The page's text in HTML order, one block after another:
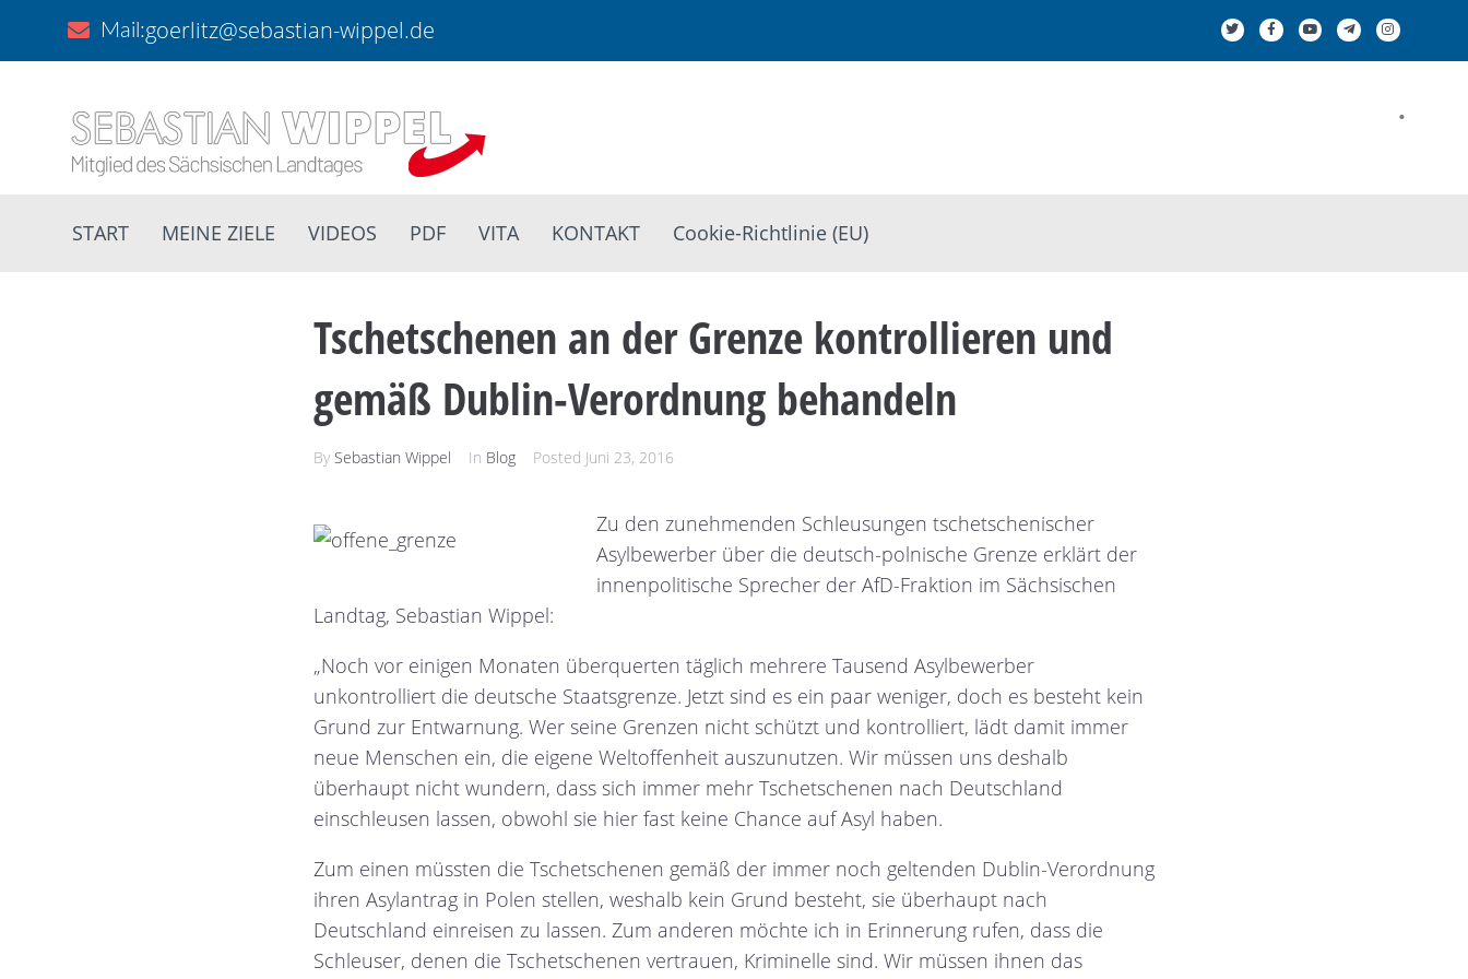
Mail:goerlitz@sebastian-wippel.de
.
START MEINE ZIELE VIDEOS PDF VITA KONTAKT Cookie-Richtlinie (EU)
Tschetschenen an der Grenze kontrollieren und
gemäß Dublin-Verordnung behandeln
By Sebastian Wippel In Blog Posted Juni 23, 2016
Zu den zunehmenden Schleusungen tschetschenischer
Asylbewerber über die deutsch-polnische Grenze erklärt der
innenpolitische Sprecher der AfD-Fraktion im Sächsischen
Landtag, Sebastian Wippel:
„Noch vor einigen Monaten überquerten täglich mehrere Tausend Asylbewerber
unkontrolliert die deutsche Staatsgrenze. Jetzt sind es ein paar weniger, doch es besteht kein
Grund zur Entwarnung. Wer seine Grenzen nicht schützt und kontrolliert, lädt damit immer
neue Menschen ein, die eigene Weltoffenheit auszunutzen. Wir müssen uns deshalb
überhaupt nicht wundern, dass sich immer mehr Tschetschenen nach Deutschland
einschleusen lassen, obwohl sie hier fast keine Chance auf Asyl haben.
Zum einen müssten die Tschetschenen gemäß der immer noch geltenden Dublin-Verordnung
ihren Asylantrag in Polen stellen, weshalb kein Grund besteht, sie überhaupt nach
Deutschland einreisen zu lassen. Zum anderen möchte ich in Erinnerung rufen, dass die
Schleuser, denen die Tschetschenen vertrauen, Kriminelle sind. Wir müssen ihnen das